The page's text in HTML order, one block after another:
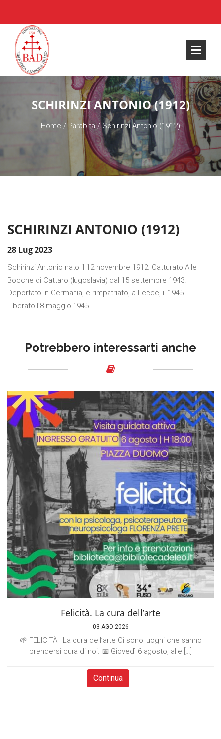
SCHIRINZI ANTONIO (1912)
Home / Parabita/Schirinzi Antonio (1912)
SCHIRINZI ANTONIO (1912)
28 Lug 2023
Schirinzi Antonio nato il 12 novembre 1912. Catturato Alle
Bocche di Cattaro (Iugoslavia) dal 15 settembre 1943.
Deportato in Germania, e rimpatriato, a Lecce, il 1945.
Liberato l’8 maggio 1945.
Potrebbero interessarti anche
Felicità. La cura dell’arte
03 AGO 2026
🌱 FELICITÀ | La cura dell’arte Ci sono luoghi che sanno
prendersi cura di noi. 📅 Giovedì 6 agosto, alle […]
Continua